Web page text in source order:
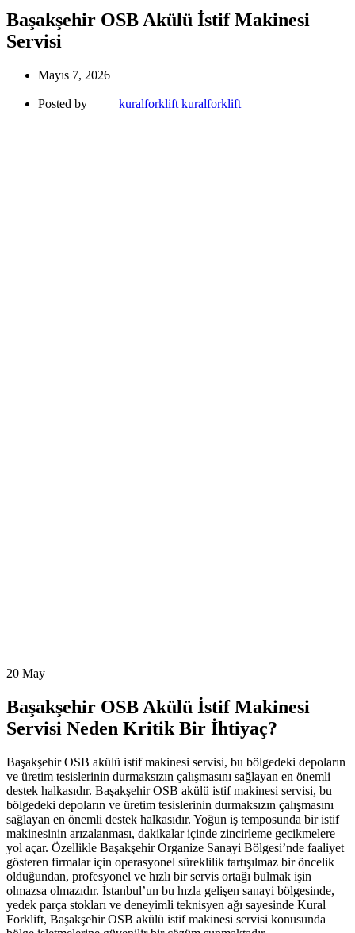
Başakşehir OSB Akülü İstif Makinesi
Servisi
Mayıs 7, 2026
Posted by kuralforklift kuralforklift
20 May
Başakşehir OSB Akülü İstif Makinesi
Servisi Neden Kritik Bir İhtiyaç?
Başakşehir OSB akülü istif makinesi servisi, bu bölgedeki depoların
ve üretim tesislerinin durmaksızın çalışmasını sağlayan en önemli
destek halkasıdır. Başakşehir OSB akülü istif makinesi servisi, bu
bölgedeki depoların ve üretim tesislerinin durmaksızın çalışmasını
sağlayan en önemli destek halkasıdır. Yoğun iş temposunda bir istif
makinesinin arızalanması, dakikalar içinde zincirleme gecikmelere
yol açar. Özellikle Başakşehir Organize Sanayi Bölgesi’nde faaliyet
gösteren firmalar için operasyonel süreklilik tartışılmaz bir öncelik
olduğundan, profesyonel ve hızlı bir servis ortağı bulmak işin
olmazsa olmazıdır. İstanbul’un bu hızla gelişen sanayi bölgesinde,
yedek parça stokları ve deneyimli teknisyen ağı sayesinde Kural
Forklift, Başakşehir OSB akülü istif makinesi servisi konusunda